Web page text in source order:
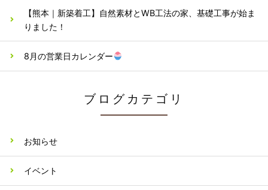
【熊本｜新築着工】自然素材とWB工法の家、基礎工事が始ま
りました！
8月の営業日カレンダー
ブログカテゴリ
お知らせ
イベント